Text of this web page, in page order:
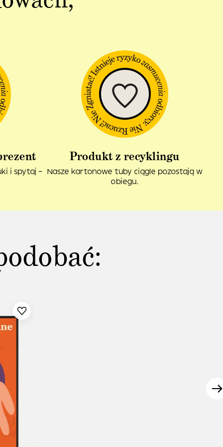
i spytaj –
Produkt z recyklingu
Nasze kartonowe tuby ciągle pozostają w
obiegu.